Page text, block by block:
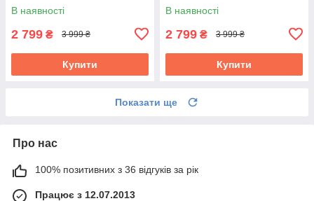
В наявності
2 799 ₴ 3 999 ₴
Купити
В наявності
2 799 ₴ 3 999 ₴
Купити
Показати ще
Про нас
100% позитивних з 36 відгуків за рік
Працює з 12.07.2013